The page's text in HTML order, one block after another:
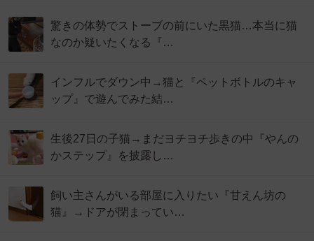
驚きの体勢でストーブの前にいた黒猫…本当に猫
なのか疑いたくなる『…
インフルでダウン中→猫と『ペットボトルのキャ
ップ』で遊んでみた結…
生後27日の子猫→まだヨチヨチ歩きの中『やんの
かステップ』を披露し…
飼い主さんがいる部屋に入りたい『甘えん坊の
猫』→ドアが閉まってい…